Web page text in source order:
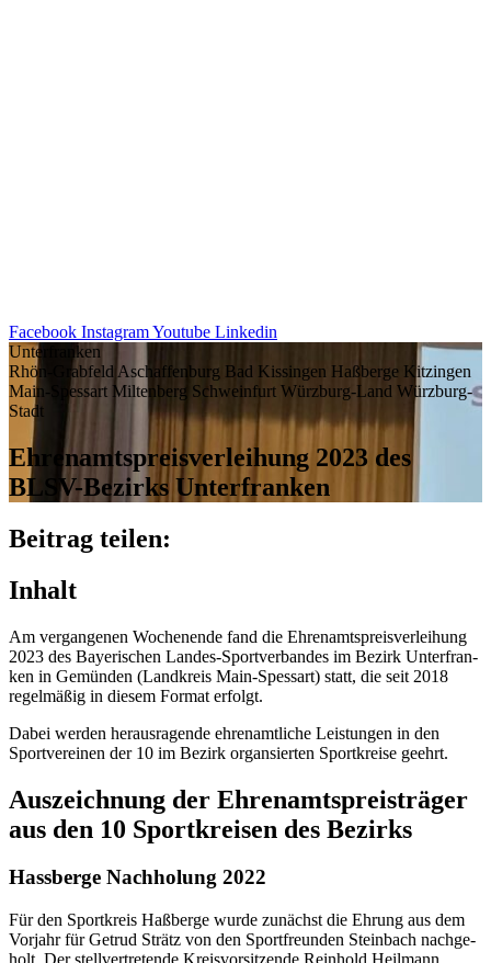
Facebook InstagramYoutube Linkedin
Unterfranken
Rhön-Grabfeld Aschaffenburg Bad Kissingen Haßberge Kitzingen
Main-Spessart Miltenberg Schweinfurt Würzburg-Land Würzburg-
Stadt
Ehren­amts­preis­ver­lei­hung 2023 des
BLSV-Bezirks Unterfranken
Beitrag teilen:
Inhalt
Am vergan­ge­nen Wochen­ende fand die Ehren­amts­preis­ver­lei­hung
2023 des Baye­ri­schen Landes-Sport­ver­ban­des im Bezirk Unter­fran­
ken in Gemün­den (Land­kreis Main-Spes­sart) statt, die seit 2018
regel­mä­ßig in diesem Format erfolgt.
Dabei werden heraus­ra­gende ehren­amt­li­che Leis­tun­gen in den
Sport­ver­ei­nen der 10 im Bezirk organ­sier­ten Sport­kreise geehrt.
Auszeich­nung der Ehren­amts­preis­trä­ger
aus den 10 Sport­krei­sen des Bezirks
Hass­berge Nach­ho­lung 2022
Für den Sport­kreis Haßberge wurde zunächst die Ehrung aus dem
Vorjahr für Getrud Strätz von den Sport­freun­den Stein­bach nach­ge­